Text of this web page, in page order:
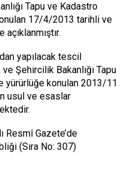
Tapu ve Kadastro
17/4/2013 tarihli ve
yapılacak tescil
Şehircilik Bakanlığı Tapu
yürürlüğe konulan 2013/11
usul ve esaslar
Resmî Gazete’de
(Sıra No: 307)